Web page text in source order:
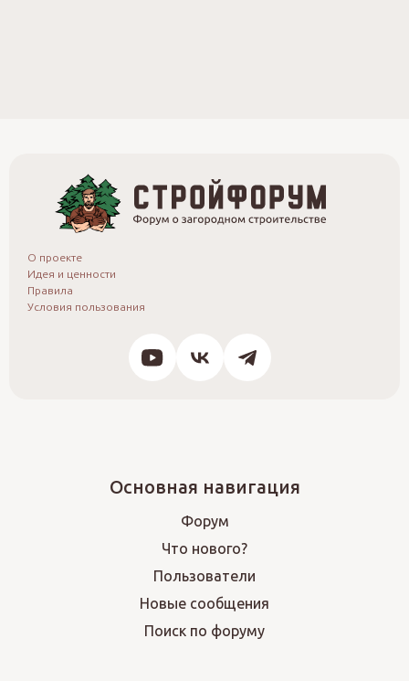
О проекте
Идея и ценности
Правила
Условия пользования
Основная навигация
Форум
Что нового?
Пользователи
Новые сообщения
Поиск по форуму